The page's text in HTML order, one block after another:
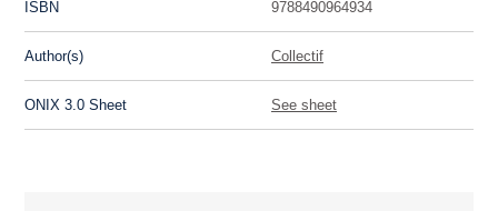
ISBN 9788490964934
Author(s) Collectif
ONIX 3.0 Sheet See sheet